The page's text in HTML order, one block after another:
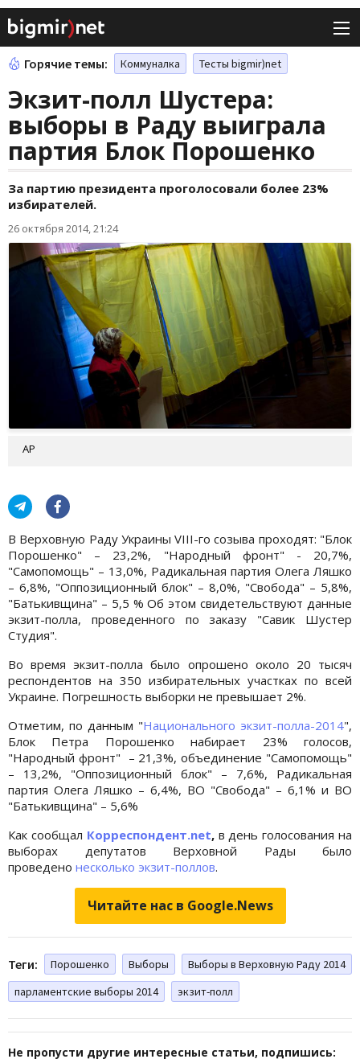
Горячие темы: Коммуналка Тесты bigmir)net
Экзит-полл Шустера:
выборы в Раду выиграла
партия Блок Порошенко
За партию президента проголосовали более 23%
избирателей.
26 октября 2014, 21:24
AP
В Верховную Раду Украины VIII-го созыва проходят: "Блок
Порошенко" – 23,2%, "Народный фронт" - 20,7%,
"Самопомощь" – 13,0%, Радикальная партия Олега Ляшко
– 6,8%, "Оппозиционный блок" – 8,0%, "Свобода" – 5,8%,
"Батькивщина" – 5,5 % Об этом свидетельствуют данные
экзит-полла, проведенного по заказу "Савик Шустер
Студия".
Во время экзит-полла было опрошено около 20 тысяч
респондентов на 350 избирательных участках по всей
Украине. Погрешность выборки не превышает 2%.
Отметим, по данным "Национального экзит-полла-2014",
Блок Петра Порошенко набирает 23% голосов,
"Народный фронт" – 21,3%, объединение "Самопомощь"
– 13,2%, "Оппозиционный блок" – 7,6%, Радикальная
партия Олега Ляшко – 6,4%, ВО "Свобода" – 6,1% и ВО
"Батькивщина" – 5,6%
Как сообщал Корреспондент.net, в день голосования на
выборах депутатов Верховной Рады было
проведено несколько экзит-поллов.
Читайте нас в Google.News
Теги: Порошенко Выборы
Выборы в Верховную Раду 2014
парламентские выборы 2014
экзит-полл
Не пропусти другие интересные статьи, подпишись: